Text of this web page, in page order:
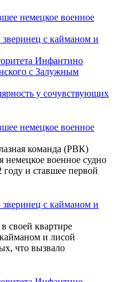
немецкое военное
с кайманом и
Инфантино
с Залужным
у сочувствующих
немецкое военное
команда (РВК)
немецкое военное судно
году и ставшее первой
с кайманом и
своей квартире
и лисой
что вызвало